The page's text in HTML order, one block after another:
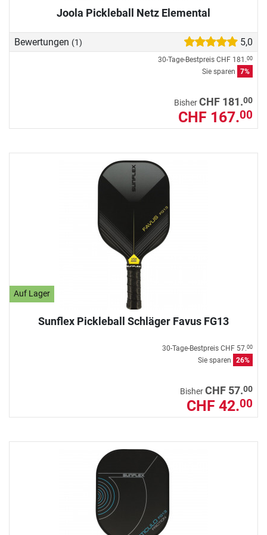
Joola Pickleball Netz Elemental
Bewertungen (1) 5,0
30-Tage-Bestpreis CHF 181.00
Sie sparen 7%
BisherCHF 181.00
CHF 167.00
Auf Lager
Sunflex Pickleball Schläger Favus FG13
30-Tage-Bestpreis CHF 57.00
Sie sparen 26%
BisherCHF 57.00
CHF 42.00